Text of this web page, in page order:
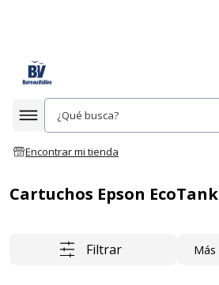
Afficher la navigation
Encontrar mi tienda
Cartuchos Epson EcoTank
Filtrar Ordenar